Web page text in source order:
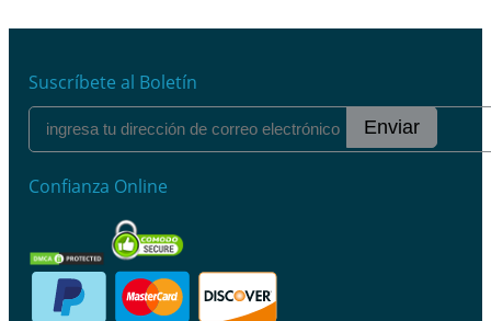
Suscríbete al Boletín
Enviar
Confianza Online